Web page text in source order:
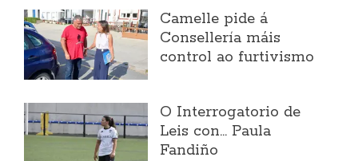
Camelle pide á
Consellería máis
control ao furtivismo
O Interrogatorio de
Leis con... Paula
Fandiño